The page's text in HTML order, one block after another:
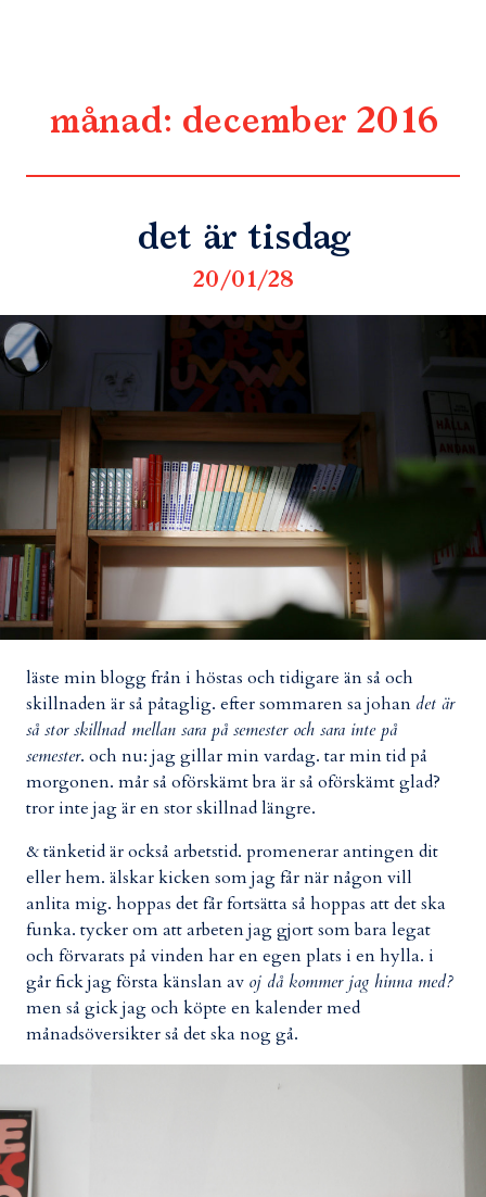
månad: december 2016
det är tisdag
20/01/28
läste min blogg från i höstas och tidigare än så och
skillnaden är så påtaglig. efter sommaren sa johan det är
så stor skillnad mellan sara på semester och sara inte på
semester. och nu: jag gillar min vardag. tar min tid på
morgonen. mår så oförskämt bra är så oförskämt glad?
tror inte jag är en stor skillnad längre.
& tänketid är också arbetstid. promenerar antingen dit
eller hem. älskar kicken som jag får när någon vill
anlita mig. hoppas det får fortsätta så hoppas att det ska
funka. tycker om att arbeten jag gjort som bara legat
och förvarats på vinden har en egen plats i en hylla. i
går fick jag första känslan av oj då kommer jag hinna med?
men så gick jag och köpte en kalender med
månadsöversikter så det ska nog gå.